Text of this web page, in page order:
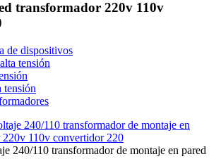
transformador 220v 110v
de dispositivos
tensión
tensión
240/110 transformador de montaje en pared